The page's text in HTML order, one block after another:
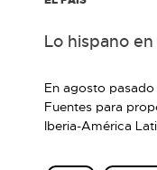
Lo hispano
En agosto
Fuentes para
Iberia-América